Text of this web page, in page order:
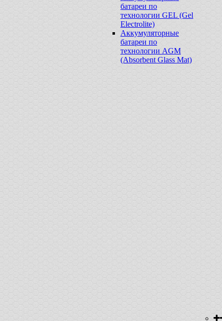
батареи по
технологии GEL (Gel
Electrolite)
Аккумуляторные
батареи по
технологии AGM
(Absorbent Glass Mat)